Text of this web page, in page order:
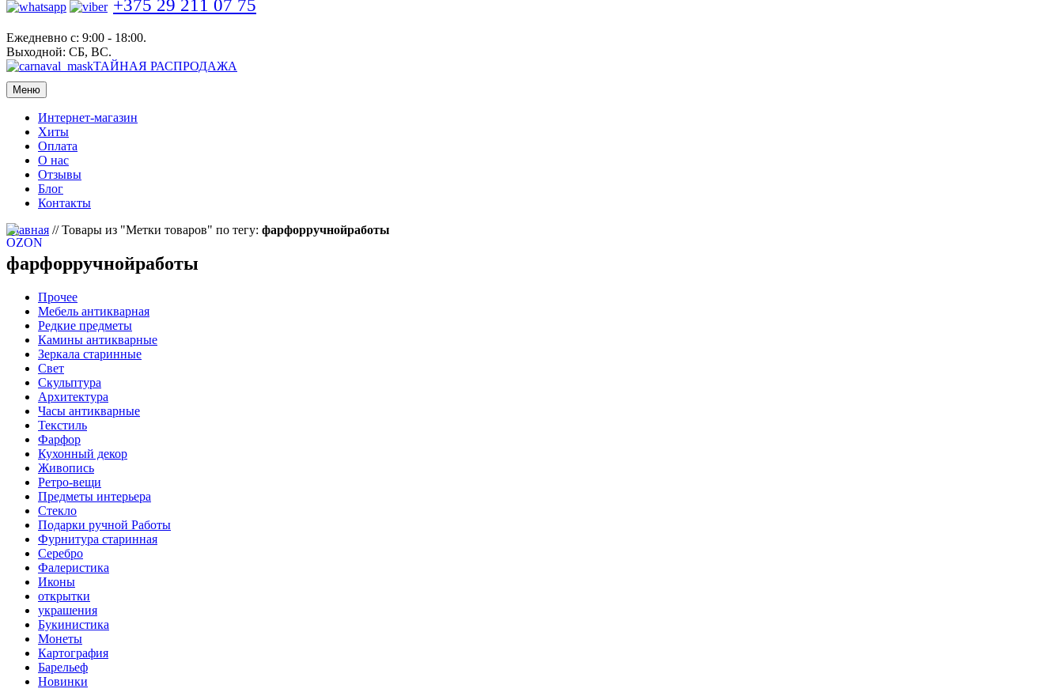
+375 29 211 07 75
Ежедневно с: 9:00 - 18:00.
Выходной: СБ, ВС.
ТАЙНАЯ РАСПРОДАЖА
Меню
Интернет-магазин
Хиты
Оплата
О нас
Отзывы
Блог
Контакты
Главная //Товары из "Метки товаров" по тегу: фарфорручнойработы
фарфорручнойработы
Прочее
Мебель антикварная
Редкие предметы
Камины антикварные
Зеркала старинные
Свет
Скульптура
Архитектура
Часы антикварные
Текстиль
Фарфор
Кухонный декор
Живопись
Ретро-вещи
Предметы интерьера
Стекло
Подарки ручной Работы
Фурнитура старинная
Серебро
Фалеристика
Иконы
открытки
украшения
Букинистика
Монеты
Картография
Барельеф
Новинки